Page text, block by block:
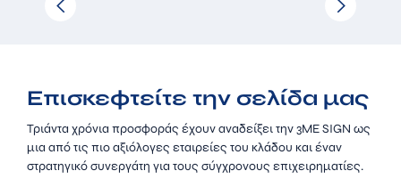
Επισκεφτείτε την σελίδα μας
Τριάντα χρόνια προσφοράς έχουν αναδείξει την 3ΜΕ SIGN ως
μια από τις πιο αξιόλογες εταιρείες του κλάδου και έναν
στρατηγικό συνεργάτη για τους σύγχρονους επιχειρηματίες.